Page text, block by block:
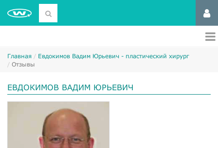
Главная
Евдокимов Вадим Юрьевич - пластический хирург
Отзывы
ЕВДОКИМОВ ВАДИМ ЮРЬЕВИЧ